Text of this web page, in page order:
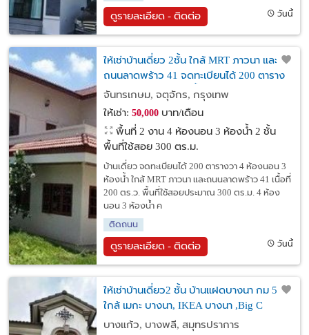
ดูรายละเอียด - ติดต่อ วันนี้
ให้เช่าบ้านเดี่ยว 2ชั้น ใกล้ MRT ภาวนา และ
ถนนลาดพร้าว 41 จดทะเบียนได้ 200 ตาราง
วา 4 ห้องนอน 3 ห้องน้ำ
จันทรเกษม, จตุจักร, กรุงเทพ
ให้เช่า: 50,000บาท/เดือน
พื้นที่ 2 งาน 4 ห้องนอน 3 ห้องน้ำ 2 ชั้น
พื้นที่ใช้สอย 300 ตร.ม.
บ้านเดี่ยว จดทะเบียนได้ 200 ตารางวา 4 ห้องนอน 3
ห้องน้ำ ใกล้ MRT ภาวนา และถนนลาดพร้าว 41 เนื้อที่
200 ตร.ว. พื้นที่ใช้สอยประมาณ 300 ตร.ม. 4 ห้อง
นอน 3 ห้องน้ํา ค
ติดถนน
ดูรายละเอียด - ติดต่อ วันนี้
ให้เช่าบ้านเดี่ยว2 ชั้น บ้านแฝดบางนา กม 5
ใกล้ เมกะ บางนา, IKEA บางนา ,Big C
ศรีนครินทร์ , Makro ศรีนครินทร์ หมู่บ้านแก
บางแก้ว, บางพลี, สมุทรปราการ